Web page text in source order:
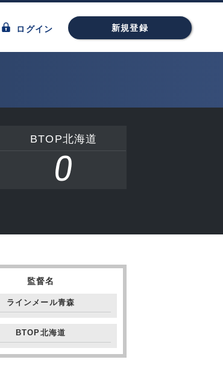
ログイン 新規登録
BTOP北海道
0
監督名
ラインメール青森
BTOP北海道